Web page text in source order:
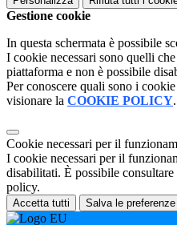
Gestione cookie
In questa schermata è possibile
I cookie necessari sono quelli
piattaforma e non è possibile
Per conoscere quali sono i
visionare la COOKIE POLICY.
Cookie necessari per il
I cookie necessari per il
disabilitati. È possibile
policy.
Accetta tutti Salva le preferenze